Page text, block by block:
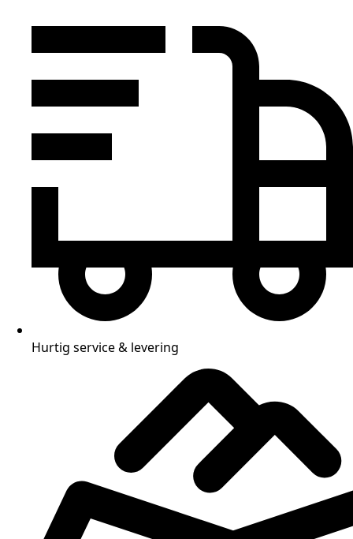
Hurtig service & levering